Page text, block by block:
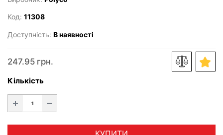
Код: 11308
Доступність: В наявності
247.95 грн.
Кількість